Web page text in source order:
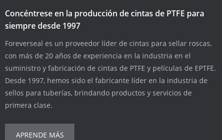
Concéntrese en la producción de cintas de PTFE para
siempre desde 1997
Foreverseal es un proveedor líder de cintas para sellar roscas,
con más de 20 años de experiencia en la industria en el
suministro y fabricación de cintas de PTFE y películas de EPTFE.
Desde 1997, hemos sido el fabricante líder en la industria de
sellos para tuberías, brindando productos y servicios de
primera clase.
APRENDE MÁS